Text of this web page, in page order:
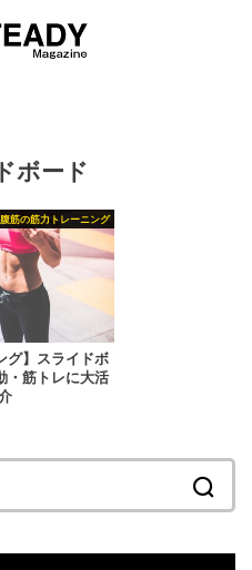
ボード
腹筋の筋力トレーニング
グ】スライドボ
・筋トレに大活